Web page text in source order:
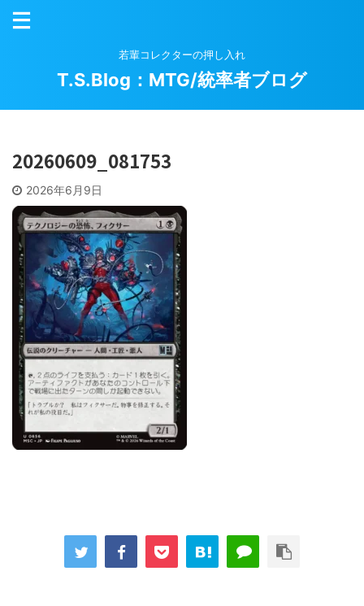
若輩コレクターの押し入れ
T.S.Blog：MTG/統率者ブログ
20260609_081753
2026年6月9日